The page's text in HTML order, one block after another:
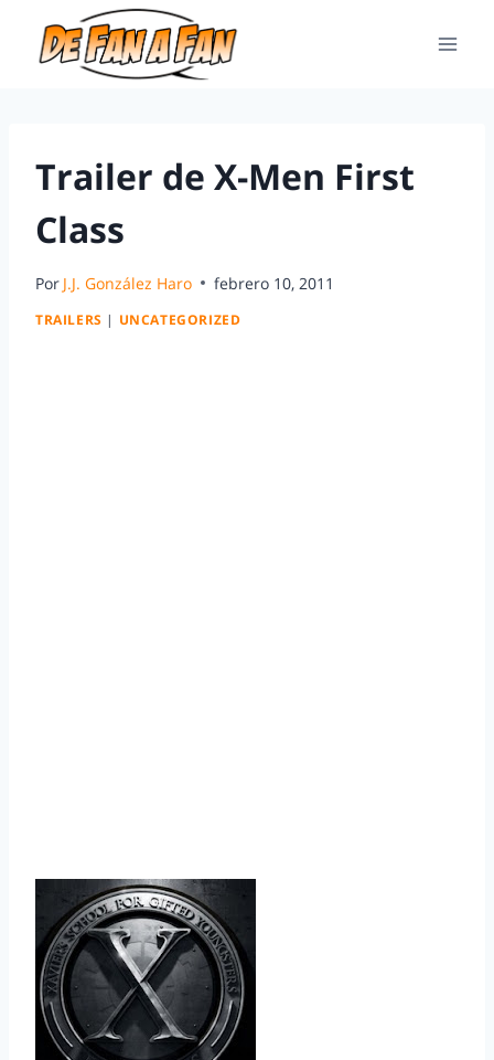
Trailer de X-Men First
Class
Por J.J. González Haro febrero 10, 2011
TRAILERS | UNCATEGORIZED